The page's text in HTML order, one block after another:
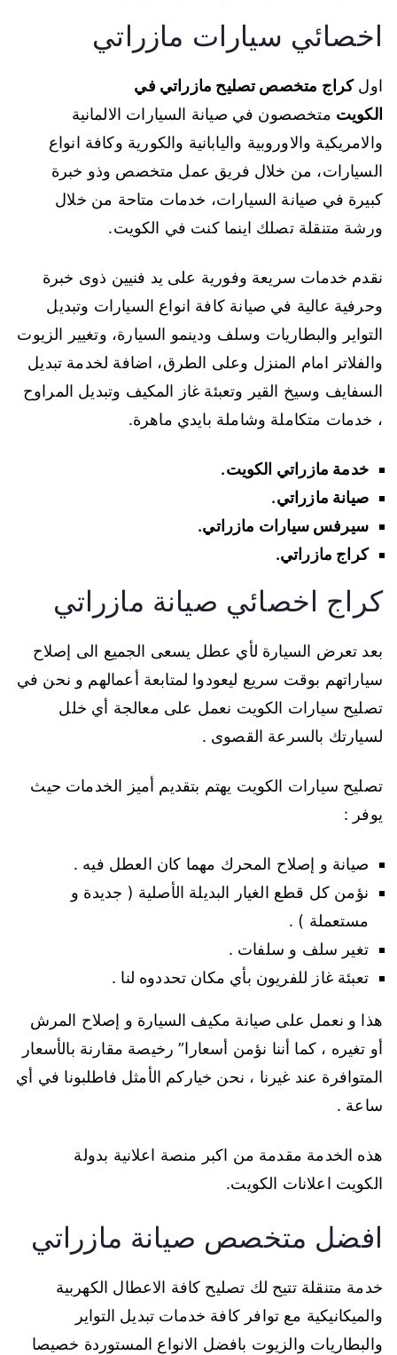
اخصائي سيارات مازراتي
اولكراج متخصص تصليح مازراتي في
الكويت متخصصون في صيانة السيارات الالمانية
والامريكية والاوروبية واليابانية والكورية وكافة انواع
السيارات، من خلال فريق عمل متخصص وذو خبرة
كبيرة في صيانة السيارات، خدمات متاحة من خلال
ورشة متنقلة تصلك اينما كنت في الكويت.
نقدم خدمات سريعة وفورية على يد فنيين ذوى خبرة
وحرفية عالية في صيانة كافة انواع السيارات وتبديل
التواير والبطاريات وسلف ودينمو السيارة، وتغيير الزيوت
والفلاتر امام المنزل وعلى الطرق، اضافة لخدمة تبديل
السفايف وسيخ القير وتعبئة غاز المكيف وتبديل المراوح
، خدمات متكاملة وشاملة بايدي ماهرة.
خدمة مازراتي الكويت.
صيانة مازراتي.
سيرفس سيارات مازراتي.
كراج مازراتي.
كراج اخصائي صيانة مازراتي
بعد تعرض السيارة لأي عطل يسعى الجميع الى إصلاح
سياراتهم بوقت سريع ليعودوا لمتابعة أعمالهم و نحن في
تصليح سيارات الكويت نعمل على معالجة أي خلل
لسيارتك بالسرعة القصوى .
تصليح سيارات الكويت يهتم بتقديم أميز الخدمات حيث
يوفر :
صيانة و إصلاح المحرك مهما كان العطل فيه .
نؤمن كل قطع الغيار البديلة الأصلية ( جديدة و
مستعملة ) .
تغير سلف و سلفات .
تعبئة غاز للفريون بأي مكان تحددوه لنا .
هذا و نعمل على صيانة مكيف السيارة و إصلاح المرش
أو تغيره ، كما أننا نؤمن أسعارا” رخيصة مقارنة بالأسعار
المتوافرة عند غيرنا ، نحن خياركم الأمثل فاطلبونا في أي
ساعة .
هذه الخدمة مقدمة من اكبر منصة اعلانية بدولة
الكويت اعلانات الكويت.
افضل متخصص صيانة مازراتي
خدمة متنقلة تتيح لك تصليح كافة الاعطال الكهربية
والميكانيكية مع توافر كافة خدمات تبديل التواير
والبطاريات والزيوت بافضل الانواع المستوردة خصيصا